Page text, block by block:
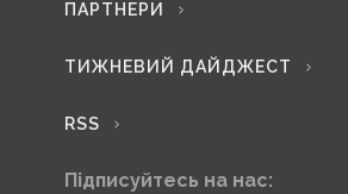
ПАРТНЕРИ
ТИЖНЕВИЙ ДАЙДЖЕСТ
RSS
Підписуйтесь на нас: